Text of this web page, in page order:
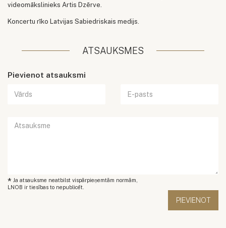
videomākslinieks Artis Dzērve.
Koncertu rīko Latvijas Sabiedriskais medijs.
ATSAUKSMES
Pievienot atsauksmi
* Ja atsauksme neatbilst vispārpieņemtām normām,
LNOB ir tiesības to nepublicēt.